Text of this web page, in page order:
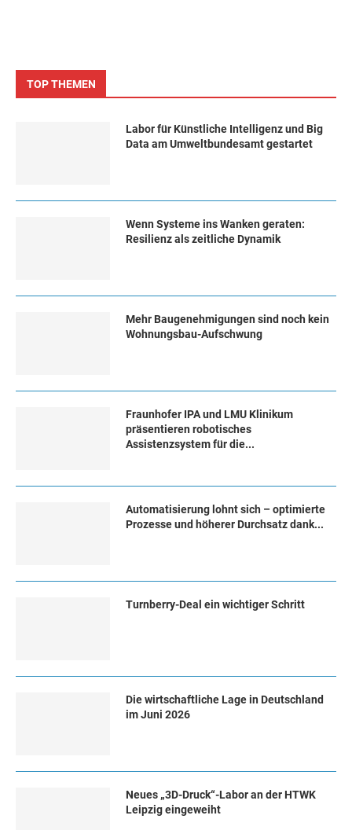
TOP THEMEN
Labor für Künstliche Intelligenz und Big
Data am Umweltbundesamt gestartet
Wenn Systeme ins Wanken geraten:
Resilienz als zeitliche Dynamik
Mehr Baugenehmigungen sind noch kein
Wohnungsbau-Aufschwung
Fraunhofer IPA und LMU Klinikum
präsentieren robotisches
Assistenzsystem für die...
Automatisierung lohnt sich – optimierte
Prozesse und höherer Durchsatz dank...
Turn­ber­ry-Deal ein wich­ti­ger Schritt
Die wirtschaftliche Lage in Deutschland
im Juni 2026
Neues „3D-Druck“-Labor an der HTWK
Leipzig eingeweiht